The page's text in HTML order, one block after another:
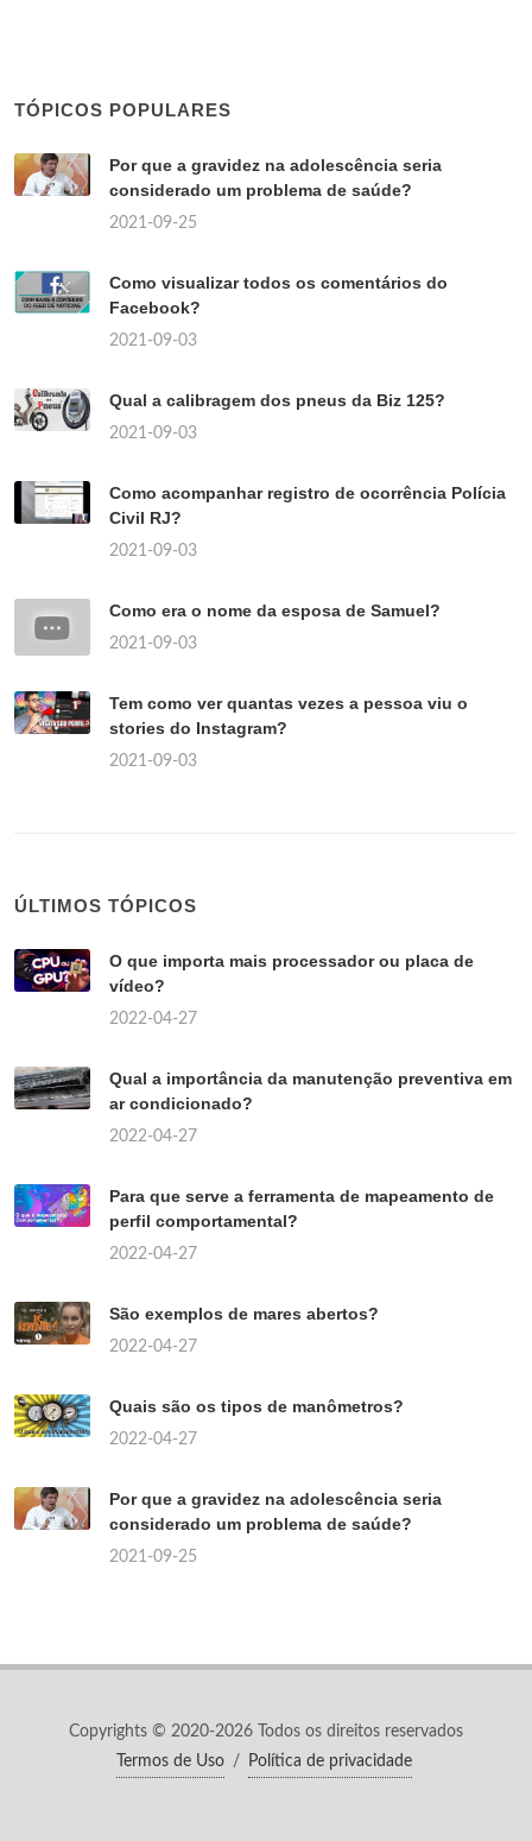
TÓPICOS POPULARES
Por que a gravidez na adolescência seria
considerado um problema de saúde?
2021-09-25
Como visualizar todos os comentários do
Facebook?
2021-09-03
Qual a calibragem dos pneus da Biz 125?
2021-09-03
Como acompanhar registro de ocorrência Polícia
Civil RJ?
2021-09-03
Como era o nome da esposa de Samuel?
2021-09-03
Tem como ver quantas vezes a pessoa viu o
stories do Instagram?
2021-09-03
ÚLTIMOS TÓPICOS
O que importa mais processador ou placa de
vídeo?
2022-04-27
Qual a importância da manutenção preventiva em
ar condicionado?
2022-04-27
Para que serve a ferramenta de mapeamento de
perfil comportamental?
2022-04-27
São exemplos de mares abertos?
2022-04-27
Quais são os tipos de manômetros?
2022-04-27
Por que a gravidez na adolescência seria
considerado um problema de saúde?
2021-09-25
Copyrights © 2020-2026 Todos os direitos reservados
Termos de Uso / Política de privacidade